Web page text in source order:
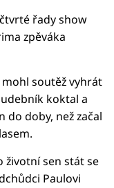
řady show
zpěváka
soutěž vyhrát
koktal a
do doby, než začal
životní sen stát se
Paulovi